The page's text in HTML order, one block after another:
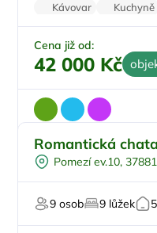
Kávovar Kuchyně
Wi-Fi
Pračka
Cena již od:
42 000 Kč
Na samotě
Pro milovníky přírody
Romantická
Pomezí ev.10,
9 osob 9 lůžek